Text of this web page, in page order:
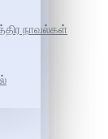
நாவல்கள்